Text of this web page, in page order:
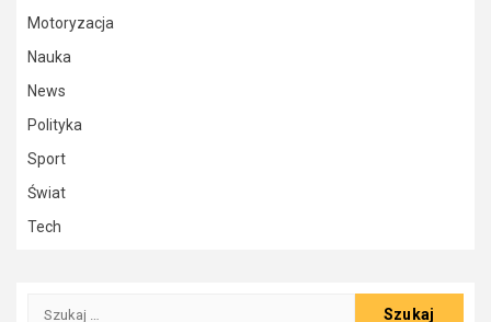
Motoryzacja
Nauka
News
Polityka
Sport
Świat
Tech
Szukaj: